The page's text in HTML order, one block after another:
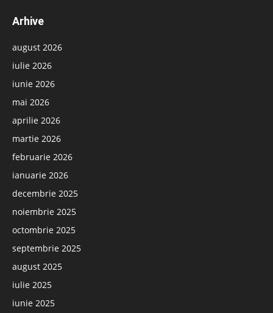
Arhive
august 2026
iulie 2026
iunie 2026
mai 2026
aprilie 2026
martie 2026
februarie 2026
ianuarie 2026
decembrie 2025
noiembrie 2025
octombrie 2025
septembrie 2025
august 2025
iulie 2025
iunie 2025